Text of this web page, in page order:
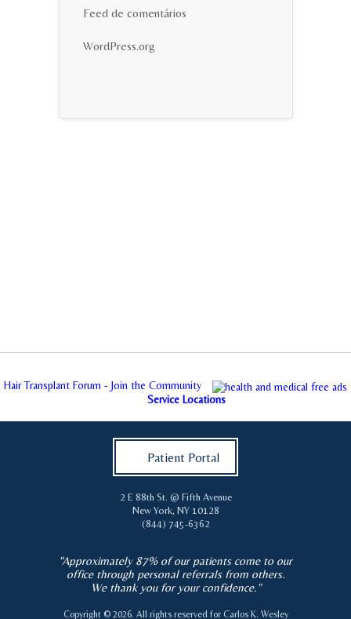
Feed de comentários
WordPress.org
Hair Transplant Forum - Join the Community
Service Locations
Patient Portal
2 E 88th St. @ Fifth Avenue
New York, NY 10128
(844) 745-6362
"Approximately 87% of our patients come to our
office through personal referrals from others.
We thank you for your confidence."
Copyright © 2026. All rights reserved for Carlos K. Wesley